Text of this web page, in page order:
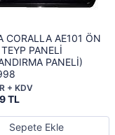
CORALLA AE101 ÖN
PANELİ
PANELİ)
TL
+ KDV
Sepete Ekle